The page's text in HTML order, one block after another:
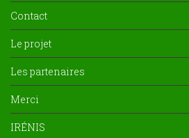
Contact
Le projet
Les partenaires
Merci
IRÉNIS